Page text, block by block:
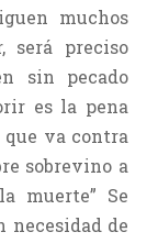
muchos
será preciso
sin pecado
es la pena
va contra
sobrevino a
muerte” Se
necesidad de